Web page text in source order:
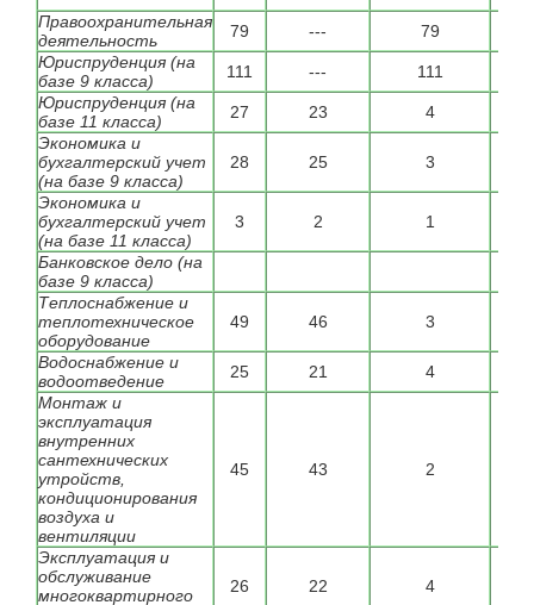
Правоохранительная
деятельность
79 --- 79
Юриспруденция (на
базе 9 класса)
111 --- 111
Юриспруденция (на
базе 11 класса)
27 23 4
Экономика и
бухгалтерский учет
(на базе 9 класса)
28 25 3
Экономика и
бухгалтерский учет
(на базе 11 класса)
3 2 1
Банковское дело (на
базе 9 класса)
Теплоснабжение и
теплотехническое
оборудование
49 46 3
Водоснабжение и
водоотведение
25 21 4
Монтаж и
эксплуатация
внутренних
сантехнических
утройств,
кондиционирования
воздуха и
вентиляции
45 43 2
Эксплуатация и
обслуживание
многоквартирного
26 22 4